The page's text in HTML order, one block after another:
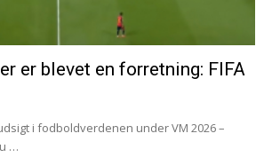
er blevet en forretning: FIFA
i fodboldverdenen under VM 2026 –
…